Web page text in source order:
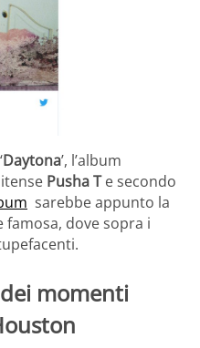
Daytona’, l’album
Pusha Tesecondo
sarebbe appunto la
dove sopra i
momenti